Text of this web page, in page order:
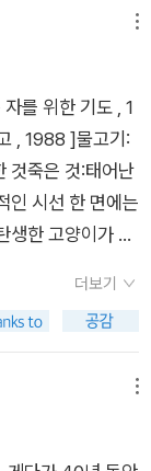
가지만 이런 생
나는 가치인지를
반을 일찍부터
반으로 꼽히는
뽀송뽀송하구만
Me By Your
좋다는 평도 자자
도 오고, 차가 다
명언! 일찍 일
거리는 추억의
며 자신의 문학세
는 건 아니잖는
위기때문이라
시들은 평범한
적이면서도 문
읽을만하다.시인
고백이랄까..작
때로는 낭만적
화적이랄까?애잔
를 쓰는 이들이
남진석의 '나는
와 풍자를 담고
을 남겼다.저 많
를 위한 기도 , 1
, 1988 ]물고기:
것죽은 것:태어난
인 시선 한 면에는
생한 고양이가 앞
뿐사뿐 까치처
지만다만 너른
도 고양이도 좋
가시#남진우_
인선500호기
더보기